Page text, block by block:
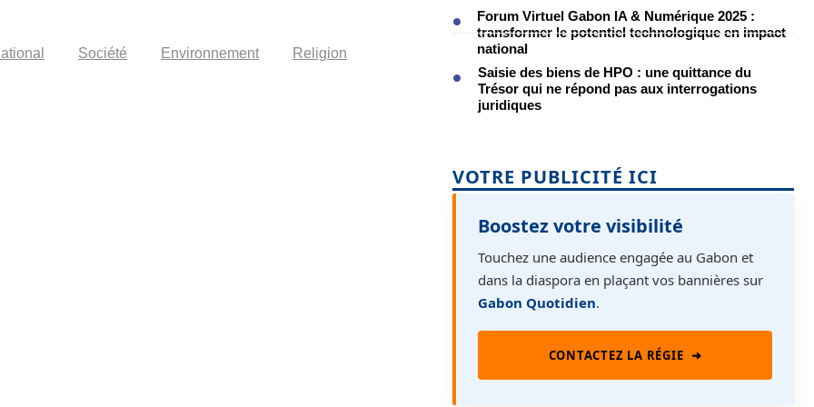
Société Environnement Religion
Forum Virtuel Gabon IA & Numérique 2025 :
transformer le potentiel technologique en impact
national
Saisie des biens de HPO : une quittance du
Trésor qui ne répond pas aux interrogations
juridiques
VOTRE PUBLICITÉ ICI
Boostez votre visibilité
Touchez une audience engagée au Gabon et
dans la diaspora en plaçant vos bannières sur
Gabon Quotidien.
CONTACTEZ LA RÉGIE ➜